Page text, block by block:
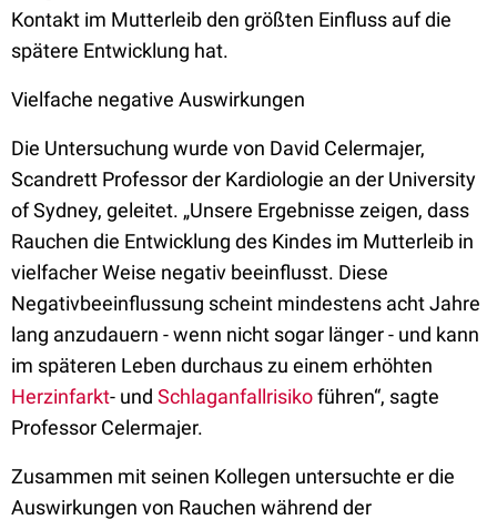
Kontakt im Mutterleib den größten Einfluss auf die
spätere Entwicklung hat.
Vielfache negative Auswirkungen
Die Untersuchung wurde von David Celermajer,
Scandrett Professor der Kardiologie an der University
of Sydney, geleitet. „Unsere Ergebnisse zeigen, dass
Rauchen die Entwicklung des Kindes im Mutterleib in
vielfacher Weise negativ beeinflusst. Diese
Negativbeeinflussung scheint mindestens acht Jahre
lang anzudauern - wenn nicht sogar länger - und kann
im späteren Leben durchaus zu einem erhöhten
Herzinfarkt- und Schlaganfallrisikoführen“, sagte
Professor Celermajer.
Zusammen mit seinen Kollegen untersuchte er die
Auswirkungen von Rauchen während der